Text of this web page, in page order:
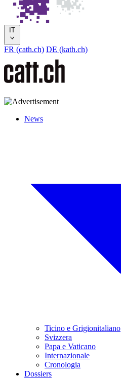
IT
FR (cath.ch) DE (kath.ch)
News
Ticino e Grigionitaliano
Svizzera
Papa e Vaticano
Internazionale
Cronologia
Dossiers